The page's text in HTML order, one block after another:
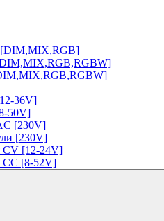
36V]
50V]
[230V]
[230V]
CV [12-24V]
CC [8-52V]